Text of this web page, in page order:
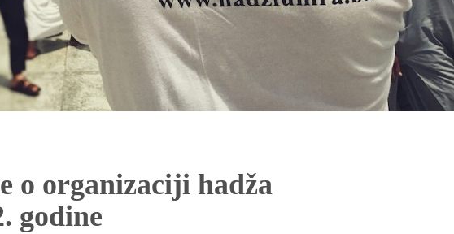
o organizaciji hadža
godine